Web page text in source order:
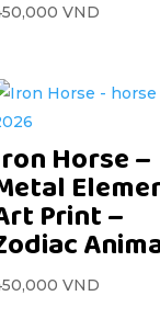
VND
Horse –
Print –
VND